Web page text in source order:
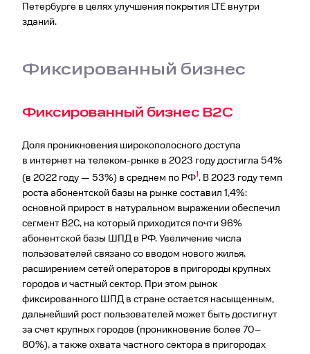
Петербурге в целях улучшения покрытия LTE внутри
зданий.
Фиксированный бизнес
Фиксированный бизнес B2C
Доля проникновения широкополосного доступа
в интернет на телеком-рынке в 2023 году достигла 54%
(в 2022 году — 53%) в среднем по РФ1. В 2023 году темп
роста абонентской базы на рынке составил 1,4%:
основной прирост в натуральном выражении обеспечил
сегмент B2C, на который приходится почти 96%
абонентской базы ШПД в РФ. Увеличение числа
пользователей связано со вводом нового жилья,
расширением сетей операторов в пригороды крупных
городов и частный сектор. При этом рынок
фиксированного ШПД в стране остается насыщенным,
дальнейший рост пользователей может быть достигнут
за счет крупных городов (проникновение более 70–
80%), а также охвата частного сектора в пригородах